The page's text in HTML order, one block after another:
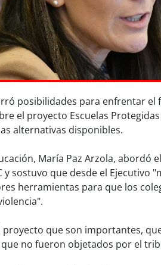
posibilidades para enfrentar el
el proyecto Escuelas
alternativas disponibles.
María Paz Arzola, abordó
y sostuvo que desde el Ejecutivo
herramientas para que los
proyecto que son importantes,
no fueron objetados por el